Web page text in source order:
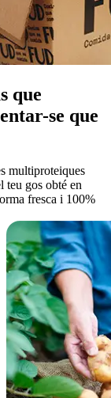
que
se que
multiproteiques
teu gos obté en
fresca i 100%